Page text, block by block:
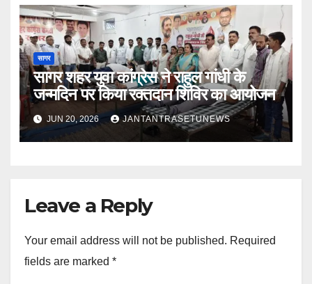
सागर
सागर शहर युवा कांग्रेस ने राहुल गांधी के
जन्मदिन पर किया रक्तदान शिविर का आयोजन
JUN 20, 2026 JANTANTRASETUNEWS
Leave a Reply
Your email address will not be published. Required
fields are marked *